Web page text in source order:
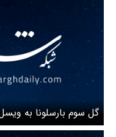
گل سوم بارسلونا به ویسل کوبه